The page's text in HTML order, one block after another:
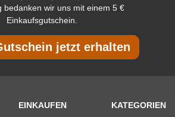
bedanken wir uns mit einem 5 €
Einkaufsgutschein.
jetzt erhalten
EINKAUFEN
KATEGORIEN